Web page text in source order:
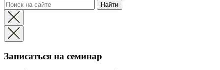
Найти
Записаться на семинар